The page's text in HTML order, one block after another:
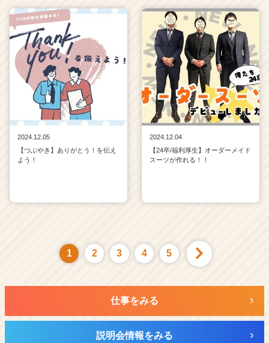
2024.12.05
【つぶやき】ありがとう！を伝え
よう！
2024.12.04
【24卒/福利厚生】オーダーメイド
スーツが作れる！！
1 2 3 4 5
仕事をみる
説明会情報をみる